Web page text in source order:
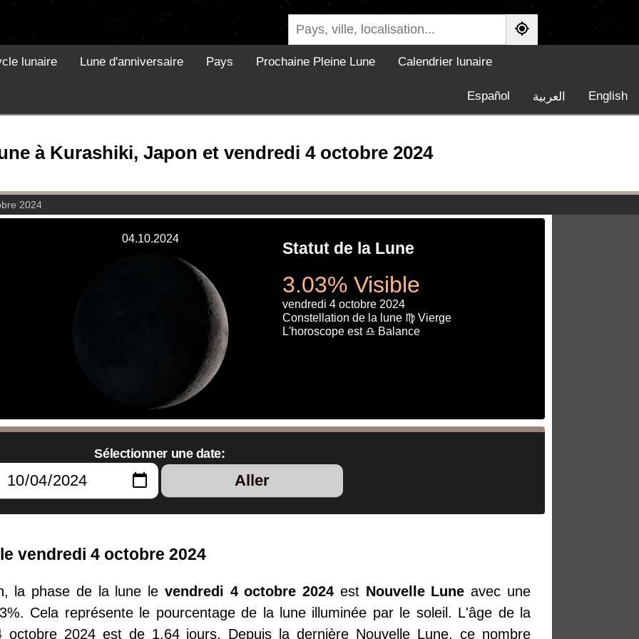
lunaire Lune d'anniversaire Pays Prochaine Pleine Lune Calendrier lunaire
English العربية Español
à Kurashiki, Japon et vendredi 4 octobre 2024
2024
04.10.2024
Statut de la Lune
3.03% Visible
vendredi 4 octobre 2024
Constellation de la lune ♍ Vierge
L'horoscope est ♎ Balance
Sélectionner une date:
Aller
vendredi 4 octobre 2024
la phase de la lune le vendredi 4 octobre 2024 est Nouvelle Lune avec une
Cela représente le pourcentage de la lune illuminée par le soleil. L'âge de la
octobre 2024 est de 1.64 jours. Depuis la dernière Nouvelle Lune, ce nombre